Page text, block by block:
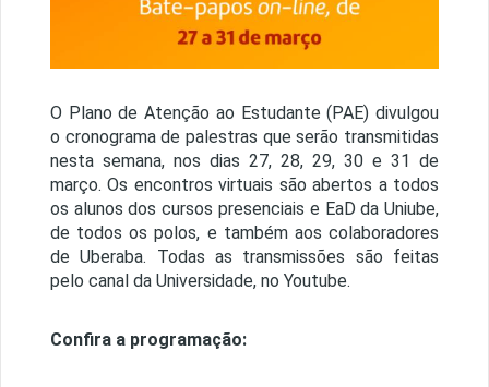
O Plano de Atenção ao Estudante (PAE) divulgou
o cronograma de palestras que serão transmitidas
nesta semana, nos dias 27, 28, 29, 30 e 31 de
março. Os encontros virtuais são abertos a todos
os alunos dos cursos presenciais e EaD da Uniube,
de todos os polos, e também aos colaboradores
de Uberaba. Todas as transmissões são feitas
pelo canal da Universidade, no Youtube.
Confira a programação: